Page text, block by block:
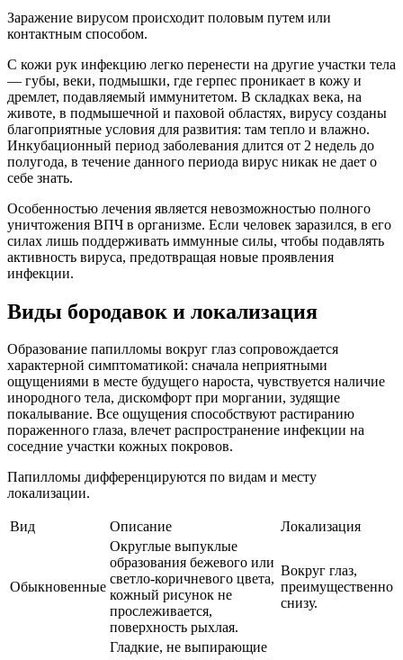
Заражение вирусом происходит половым путем или
контактным способом.
С кожи рук инфекцию легко перенести на другие участки тела
— губы, веки, подмышки, где герпес проникает в кожу и
дремлет, подавляемый иммунитетом. В складках века, на
животе, в подмышечной и паховой областях, вирусу созданы
благоприятные условия для развития: там тепло и влажно.
Инкубационный период заболевания длится от 2 недель до
полугода, в течение данного периода вирус никак не дает о
себе знать.
Особенностью лечения является невозможностью полного
уничтожения ВПЧ в организме. Если человек заразился, в его
силах лишь поддерживать иммунные силы, чтобы подавлять
активность вируса, предотвращая новые проявления
инфекции.
Виды бородавок и локализация
Образование папилломы вокруг глаз сопровождается
характерной симптоматикой: сначала неприятными
ощущениями в месте будущего нароста, чувствуется наличие
инородного тела, дискомфорт при моргании, зудящие
покалывание. Все ощущения способствуют растиранию
пораженного глаза, влечет распространение инфекции на
соседние участки кожных покровов.
Папилломы дифференцируются по видам и месту
локализации.
Вид Описание Локализация
Обыкновенные
Округлые выпуклые
образования бежевого или
светло-коричневого цвета,
кожный рисунок не
прослеживается,
поверхность рыхлая.
Вокруг глаз,
преимущественно
снизу.
Гладкие, не выпирающие